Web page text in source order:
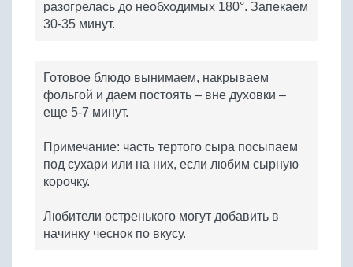
разогрелась до необходимых 180°. Запекаем
30-35 минут.
Готовое блюдо вынимаем, накрываем
фольгой и даем постоять – вне духовки –
еще 5-7 минут.
Примечание: часть тертого сыра посыпаем
под сухари или на них, если любим сырную
корочку.
Любители остренького могут добавить в
начинку чеснок по вкусу.